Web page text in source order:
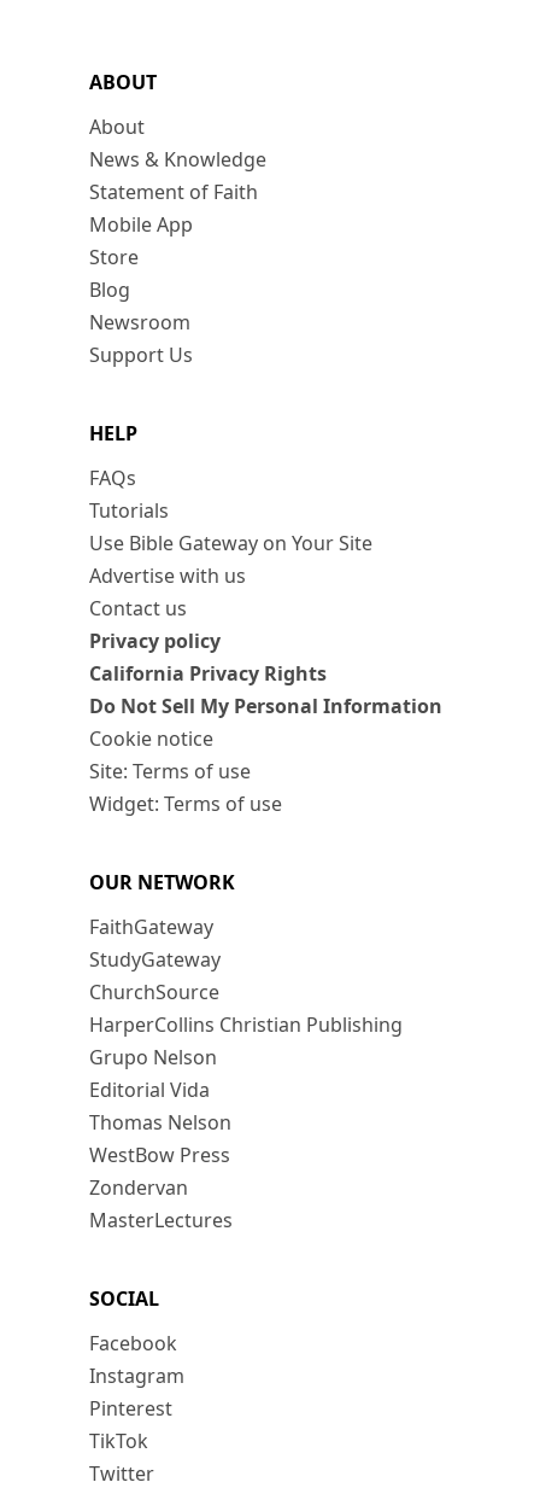
ABOUT
About
News & Knowledge
Statement of Faith
Mobile App
Store
Blog
Newsroom
Support Us
HELP
FAQs
Tutorials
Use Bible Gateway on Your Site
Advertise with us
Contact us
Privacy policy
California Privacy Rights
Do Not Sell My Personal Information
Cookie notice
Site: Terms of use
Widget: Terms of use
OUR NETWORK
FaithGateway
StudyGateway
ChurchSource
HarperCollins Christian Publishing
Grupo Nelson
Editorial Vida
Thomas Nelson
WestBow Press
Zondervan
MasterLectures
SOCIAL
Facebook
Instagram
Pinterest
TikTok
Twitter